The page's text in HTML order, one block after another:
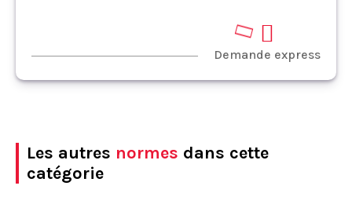
Demande express
Les autres normes dans cette
catégorie